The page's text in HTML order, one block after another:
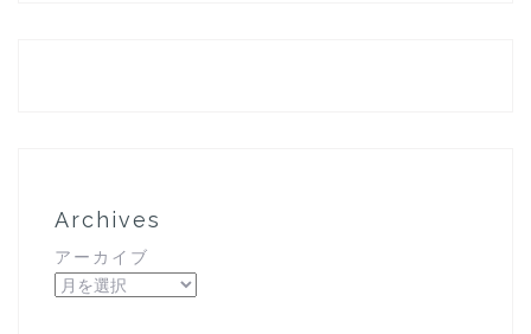
Archives
アーカイブ